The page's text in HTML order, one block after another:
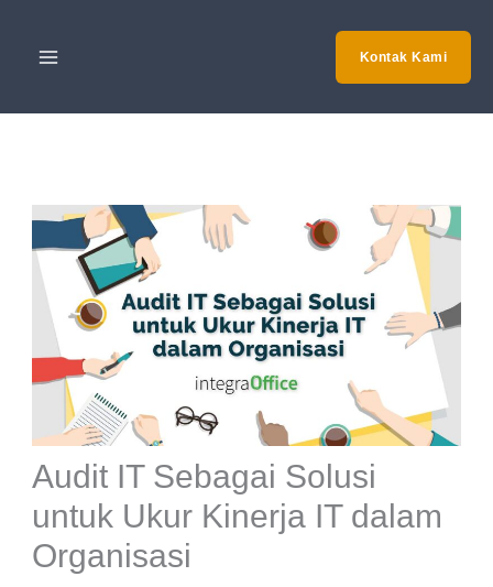
Kontak Kami
Audit IT Sebagai Solusi
untuk Ukur Kinerja IT dalam
Organisasi